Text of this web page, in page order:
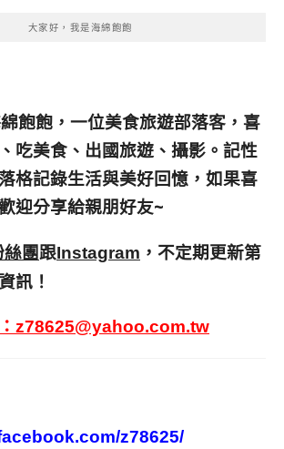
大家好，我是海綿飽飽
飽飽，一位美食旅遊部落客， 喜
吃美食、出國旅遊、攝影。 記性
格記錄生活與美好回憶， 如果喜
迎分享給親朋好友~
團跟Instagram ，不定期更新第
訊！
z78625@yahoo.com.tw
z78625/